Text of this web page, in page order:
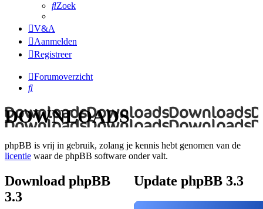
Zoek
V&A
Aanmelden
Registreer
Forumoverzicht
Zoek
DOWNLOADS
phpBB is vrij in gebruik, zolang je kennis hebt genomen van de
licentie waar de phpBB software onder valt.
Download phpBB
3.3
Update phpBB 3.3